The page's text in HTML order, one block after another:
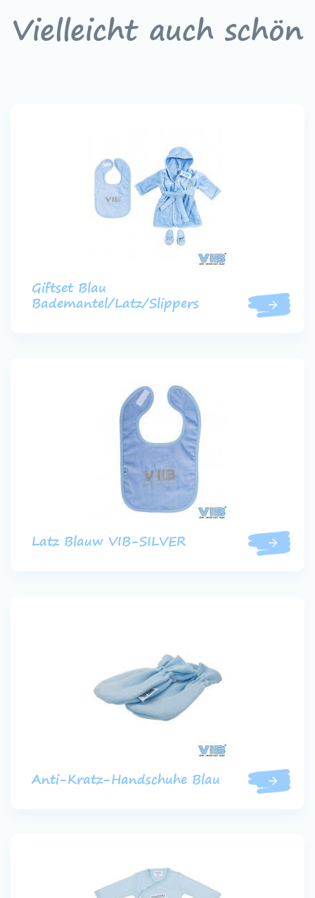
Vielleicht auch schön
Giftset Blau
Bademantel/Latz/Slippers
Latz Blauw VIB-SILVER
Anti-Kratz-Handschuhe Blau